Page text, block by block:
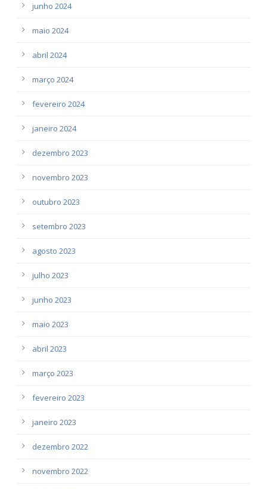
junho 2024
maio 2024
abril 2024
março 2024
fevereiro 2024
janeiro 2024
dezembro 2023
novembro 2023
outubro 2023
setembro 2023
agosto 2023
julho 2023
junho 2023
maio 2023
abril 2023
março 2023
fevereiro 2023
janeiro 2023
dezembro 2022
novembro 2022